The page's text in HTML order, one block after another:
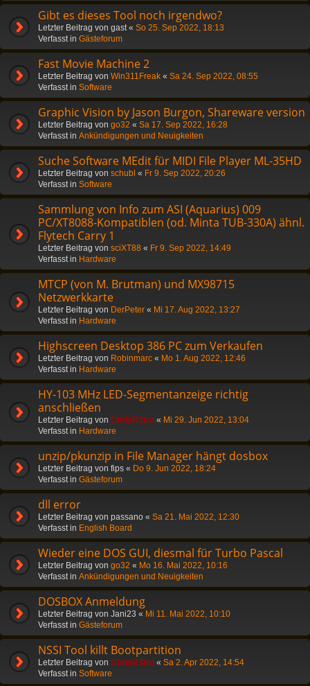
Gibt es dieses Tool noch irgendwo?
Letzter Beitrag von gast« So 25. Sep 2022, 18:13
Verfasst in Gästeforum
Fast Movie Machine 2
Letzter Beitrag von Win311Freak « Sa 24. Sep 2022, 08:55
Verfasst in Software
Graphic Vision by Jason Burgon, Shareware version
Letzter Beitrag von go32 « Sa 17. Sep 2022, 16:28
Verfasst in Ankündigungen und Neuigkeiten
Suche Software MEdit für MIDI File Player ML-35HD
Letzter Beitrag von schubl « Fr 9. Sep 2022, 20:26
Verfasst in Software
Sammlung von Info zum ASI (Aquarius) 009
PC/XT8088-Kompatiblen (od. Minta TUB-330A) ähnl.
Flytech Carry 1
Letzter Beitrag von sciXT88 « Fr 9. Sep 2022, 14:49
Verfasst in Hardware
MTCP (von M. Brutman) und MX98715
Netzwerkkarte
Letzter Beitrag von DerPeter « Mi 17. Aug 2022, 13:27
Verfasst in Hardware
Highscreen Desktop 386 PC zum Verkaufen
Letzter Beitrag von Robinmarc « Mo 1. Aug 2022, 12:46
Verfasst in Hardware
HY-103 MHz LED-Segmentanzeige richtig
anschließen
Letzter Beitrag von ChrisR3tro « Mi 29. Jun 2022, 13:04
Verfasst in Hardware
unzip/pkunzip in File Manager hängt dosbox
Letzter Beitrag von fips « Do 9. Jun 2022, 18:24
Verfasst in Gästeforum
dll error
Letzter Beitrag von passano « Sa 21. Mai 2022, 12:30
Verfasst in English Board
Wieder eine DOS GUI, diesmal für Turbo Pascal
Letzter Beitrag von go32 « Mo 16. Mai 2022, 10:16
Verfasst in Ankündigungen und Neuigkeiten
DOSBOX Anmeldung
Letzter Beitrag von Jani23 « Mi 11. Mai 2022, 10:10
Verfasst in Gästeforum
NSSI Tool killt Bootpartition
Letzter Beitrag von ChrisR3tro « Sa 2. Apr 2022, 14:54
Verfasst in Software